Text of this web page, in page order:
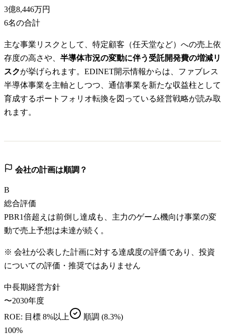
3億8,446万円
6名の合計
主な事業リスクとして、特定顧客（任天堂など）への売上依
存度の高さや、 半導体市況の変動に伴う受託開発費の増減リ
スクが挙げられます。EDINET開示情報からは、ファブレス
半導体事業を主軸としつつ、通信事業を新たな収益柱として
育成するポートフォリオ転換を図っている経営戦略が読み取
れます。
会社の計画は順調？
B
総合評価
PBR1倍超えは前倒し達成も、主力のゲーム機向け事業の変
動で売上予想は未達が続く。
※ 会社が公表した計画に対する達成度の評価であり、投資
についての評価・推奨ではありません
中長期経営方針
〜2030年度
ROE: 目標 8%以上 順調 (8.3%)
100%